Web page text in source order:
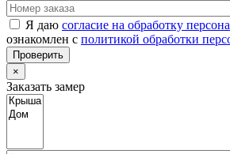
Я даю согласие на обработку
ознакомлен с политикой обработки
Проверить
×
Заказать замер